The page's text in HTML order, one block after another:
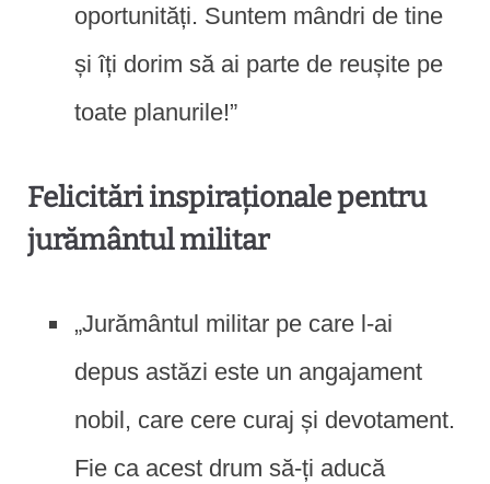
oportunități. Suntem mândri de tine
și îți dorim să ai parte de reușite pe
toate planurile!”
Felicitări inspiraționale pentru
jurământul militar
„Jurământul militar pe care l-ai
depus astăzi este un angajament
nobil, care cere curaj și devotament.
Fie ca acest drum să-ți aducă